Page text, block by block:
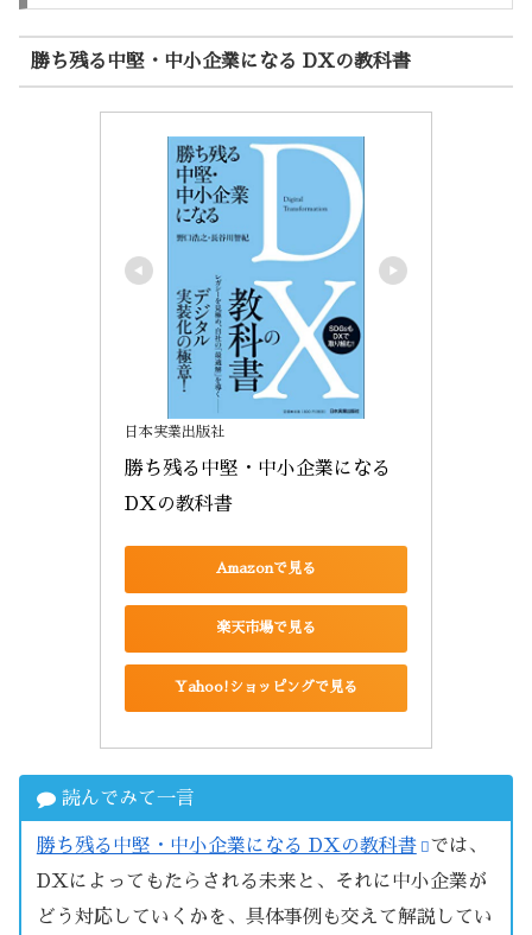
勝ち残る中堅・中小企業になる DXの教科書
日本実業出版社
勝ち残る中堅・中小企業になる
DXの教科書
Amazonで見る
楽天市場で見る
Yahoo!ショッピングで見る
読んでみて一言
勝ち残る中堅・中小企業になる DXの教科書
では、
DXによってもたらされる未来と、それに中小企業が
どう対応していくかを、具体事例も交えて解説してい